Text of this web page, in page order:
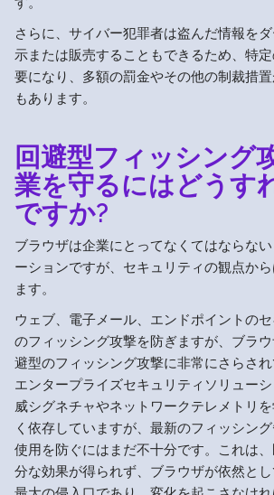
さらに、サイバー犯罪者は盗んだ情報を
示または販売することもできるため、特
要になり、多額の罰金やその他の制裁措
もあります。
回避型フィッシング
業を守るにはどうす
ですか?
ブラウザは企業にとってなくてはならな
ーションですが、セキュリティの観点か
ます。
ウェブ、電子メール、エンドポイントの
のフィッシング攻撃を防ぎますが、ブラ
避型のフィッシング攻撃に非常にさらさ
エンタープライズセキュリティソリュー
威シグネチャやネットワークテレメトリ
く依存していますが、最新のフィッシン
使用を防ぐにはまだ不十分です。これは
分な効果が得られず、ブラウザが依然と